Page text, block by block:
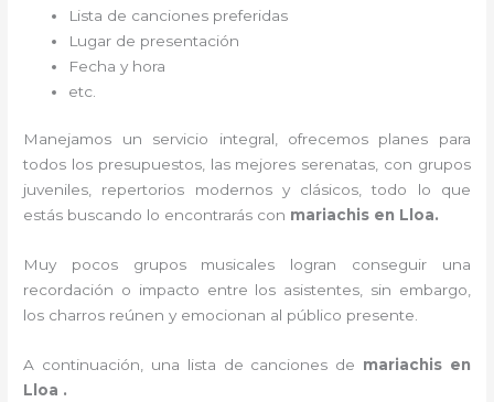
Lista de canciones preferidas
Lugar de presentación
Fecha y hora
etc.
Manejamos un servicio integral, ofrecemos planes para
todos los presupuestos, las mejores serenatas, con grupos
juveniles, repertorios modernos y clásicos, todo lo que
estás buscando lo encontrarás con mariachis en Lloa.
Muy pocos grupos musicales logran conseguir una
recordación o impacto entre los asistentes, sin embargo,
los charros reúnen y emocionan al público presente.
A continuación, una lista de canciones de mariachis en
Lloa .